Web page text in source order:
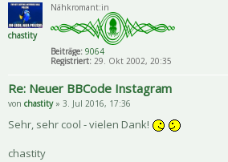
chastity
Nähkromant:in
Beiträge: 9064
Registriert:29. Okt 2002, 20:35
Re: Neuer BBCode Instagram
von chastity» 3. Jul 2016, 17:36
Sehr, sehr cool - vielen Dank!
chastity